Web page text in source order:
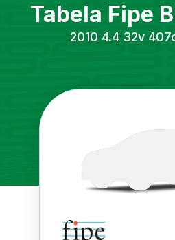
Tabela Fipe
2010 4.4 32v